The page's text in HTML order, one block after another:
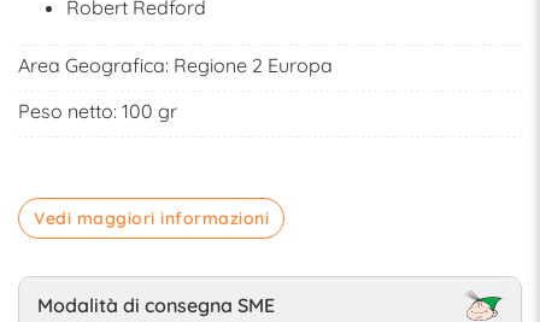
Robert Redford
Area Geografica: Regione 2 Europa
Peso netto: 100 gr
Vedi maggiori informazioni
Modalità di consegna SME